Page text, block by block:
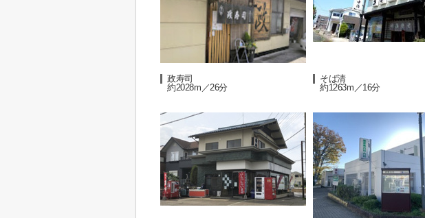
政寿司
約2028m／26分
そば清
約1263m／16分